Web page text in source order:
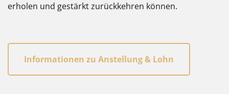
erholen und gestärkt zurückkehren können.
Informationen zu Anstellung & Lohn